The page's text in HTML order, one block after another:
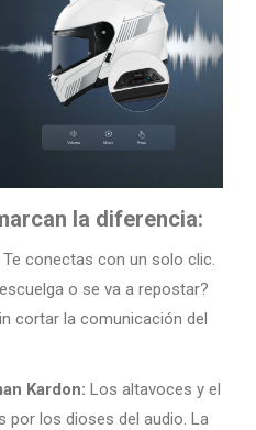
la diferencia:
Te conectas con un solo clic.
o se va a repostar?
cortar la comunicación del
Kardon: Los altavoces y el
los dioses del audio. La